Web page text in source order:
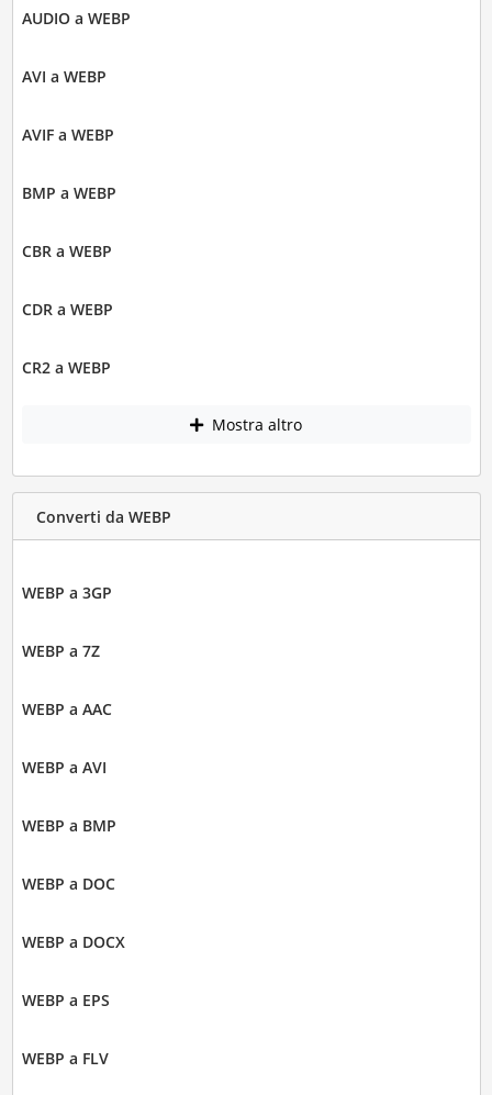
AUDIO a WEBP
AVI a WEBP
AVIF a WEBP
BMP a WEBP
CBR a WEBP
CDR a WEBP
CR2 a WEBP
Mostra altro
Converti da WEBP
WEBP a 3GP
WEBP a 7Z
WEBP a AAC
WEBP a AVI
WEBP a BMP
WEBP a DOC
WEBP a DOCX
WEBP a EPS
WEBP a FLV